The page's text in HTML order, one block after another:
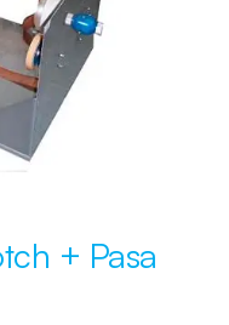
+ Pasa